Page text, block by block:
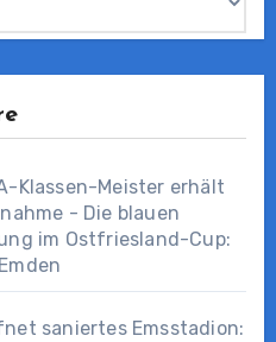
Klassen-Meister erhält
- Die blauen
im Ostfriesland-Cup:
saniertes Emsstadion: